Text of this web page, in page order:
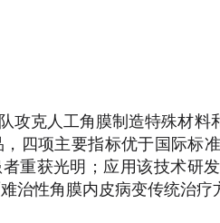
克人工角膜制造特殊材料
四项主要指标优于国际标
重获光明；应用该技术研
治性角膜内皮病变传统治疗